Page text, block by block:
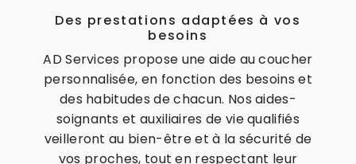
Des prestations adaptées à vos
besoins
AD Services propose une aide au coucher
personnalisée, en fonction des besoins et
des habitudes de chacun. Nos aides-
soignants et auxiliaires de vie qualifiés
veilleront au bien-être et à la sécurité de
vos proches, tout en respectant leur